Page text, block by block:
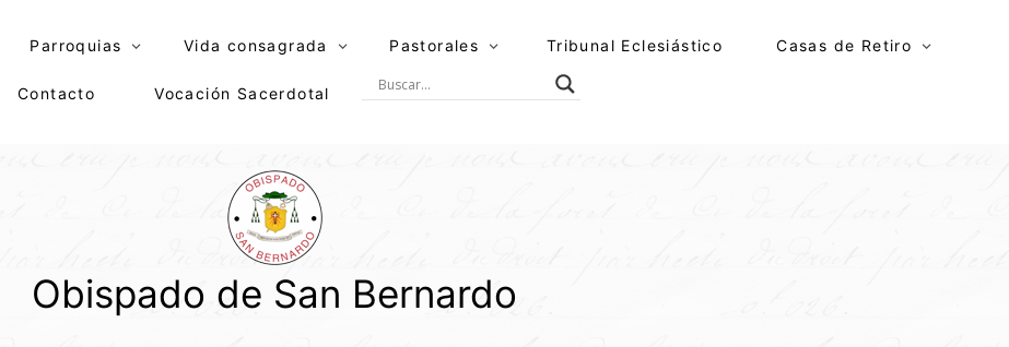
Parroquias Vida consagrada Pastorales Tribunal Eclesiástico Casas de Retiro
Contacto Vocación Sacerdotal
Obispado de San Bernardo